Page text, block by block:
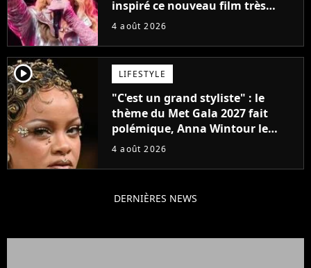
inspiré ce nouveau film très
attendu
4 août 2026
player2 LIFESTYLE
"C'est un grand styliste" : le
thème du Met Gala 2027 fait
polémique, Anna Wintour le
défend
4 août 2026
DERNIÈRES NEWS